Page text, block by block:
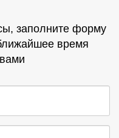
заполните форму
время